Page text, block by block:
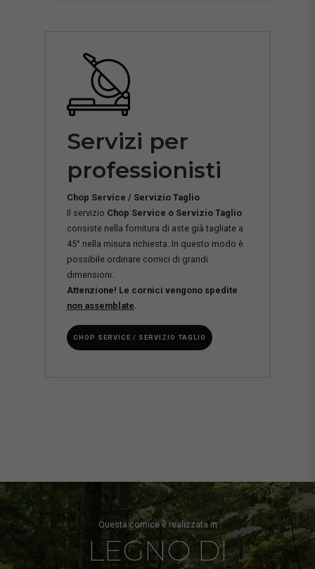
Servizi per
professionisti
Chop Service / Servizio Taglio
Il servizio Chop Service o Servizio Taglio
consiste nella fornitura di aste già tagliate a
45° nella misura richiesta. In questo modo è
possibile ordinare cornici di grandi
dimensioni.
Attenzione! Le cornici vengono spedite
non assemblate.
CHOP SERVICE / SERVIZIO TAGLIO
Questa cornice è realizzata in
LEGNO DI